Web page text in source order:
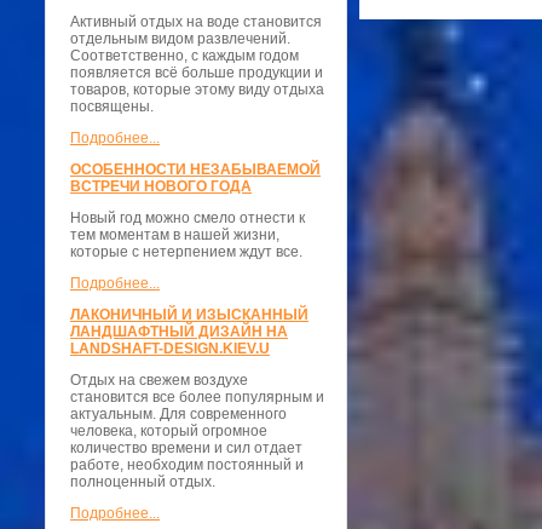
Активный отдых на воде становится
отдельным видом развлечений.
Соответственно, с каждым годом
появляется всё больше продукции и
товаров, которые этому виду отдыха
посвящены.
Подробнее...
ОСОБЕННОСТИ НЕЗАБЫВАЕМОЙ
ВСТРЕЧИ НОВОГО ГОДА
Новый год можно смело отнести к
тем моментам в нашей жизни,
которые с нетерпением ждут все.
Подробнее...
ЛАКОНИЧНЫЙ И ИЗЫСКАННЫЙ
ЛАНДШАФТНЫЙ ДИЗАЙН НА
LANDSHAFT-DESIGN.KIEV.U
Отдых на свежем воздухе
становится все более популярным и
актуальным. Для современного
человека, который огромное
количество времени и сил отдает
работе, необходим постоянный и
полноценный отдых.
Подробнее...